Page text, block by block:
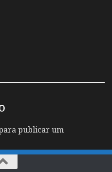
publicar um